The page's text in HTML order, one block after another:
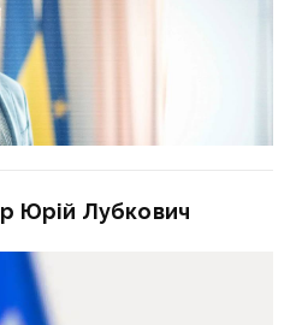
Юрій Лубкович